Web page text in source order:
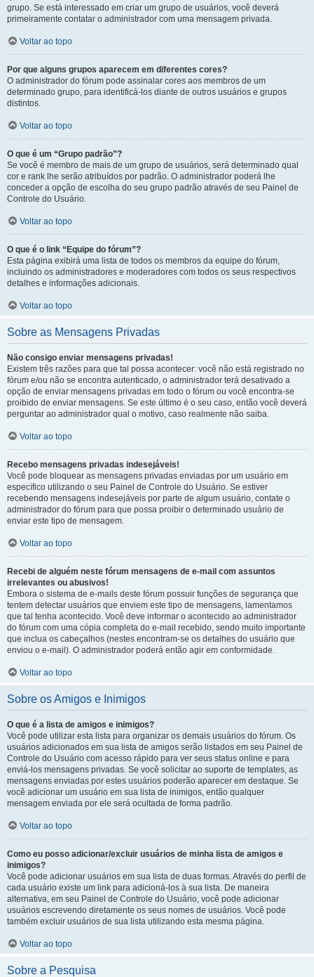
grupo. Se está interessado em criar um grupo de usuários, você deverá
primeiramente contatar o administrador com uma mensagem privada.
Voltar ao topo
Por que alguns grupos aparecem em diferentes cores?
O administrador do fórum pode assinalar cores aos membros de um
determinado grupo, para identificá-los diante de outros usuários e grupos
distintos.
Voltar ao topo
O que é um “Grupo padrão”?
Se você é membro de mais de um grupo de usuários, será determinado qual
cor e rank lhe serão atribuídos por padrão. O administrador poderá lhe
conceder a opção de escolha do seu grupo padrão através de seu Painel de
Controle do Usuário.
Voltar ao topo
O que é o link “Equipe do fórum”?
Esta página exibirá uma lista de todos os membros da equipe do fórum,
incluindo os administradores e moderadores com todos os seus respectivos
detalhes e informações adicionais.
Voltar ao topo
Sobre as Mensagens Privadas
Não consigo enviar mensagens privadas!
Existem três razões para que tal possa acontecer: você não está registrado no
fórum e/ou não se encontra autenticado, o administrador terá desativado a
opção de enviar mensagens privadas em todo o fórum ou você encontra-se
proibido de enviar mensagens. Se este último é o seu caso, então você deverá
perguntar ao administrador qual o motivo, caso realmente não saiba.
Voltar ao topo
Recebo mensagens privadas indesejáveis!
Você pode bloquear as mensagens privadas enviadas por um usuário em
específico utilizando o seu Painel de Controle do Usuário. Se estiver
recebendo mensagens indesejáveis por parte de algum usuário, contate o
administrador do fórum para que possa proibir o determinado usuário de
enviar este tipo de mensagem.
Voltar ao topo
Recebi de alguém neste fórum mensagens de e-mail com assuntos
irrelevantes ou abusivos!
Embora o sistema de e-mails deste fórum possuir funções de segurança que
tentem detectar usuários que enviem este tipo de mensagens, lamentamos
que tal tenha acontecido. Você deve informar o acontecido ao administrador
do fórum com uma cópia completa do e-mail recebido, sendo muito importante
que inclua os cabeçalhos (nestes encontram-se os detalhes do usuário que
enviou o e-mail). O administrador poderá então agir em conformidade.
Voltar ao topo
Sobre os Amigos e Inimigos
O que é a lista de amigos e inimigos?
Você pode utilizar esta lista para organizar os demais usuários do fórum. Os
usuários adicionados em sua lista de amigos serão listados em seu Painel de
Controle do Usuário com acesso rápido para ver seus status online e para
enviá-los mensagens privadas. Se você solicitar ao suporte de templates, as
mensagens enviadas por estes usuários poderão aparecer em destaque. Se
você adicionar um usuário em sua lista de inimigos, então qualquer
mensagem enviada por ele será ocultada de forma padrão.
Voltar ao topo
Como eu posso adicionar/excluir usuários de minha lista de amigos e
inimigos?
Você pode adicionar usuários em sua lista de duas formas. Através do perfil de
cada usuário existe um link para adicioná-los à sua lista. De maneira
alternativa, em seu Painel de Controle do Usuário, você pode adicionar
usuários escrevendo diretamente os seus nomes de usuários. Você pode
também excluir usuários de sua lista utilizando esta mesma página.
Voltar ao topo
Sobre a Pesquisa